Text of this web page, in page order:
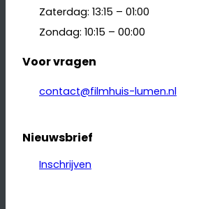
Zaterdag: 13:15 – 01:00
Zondag: 10:15 – 00:00
Voor vragen
contact@filmhuis-lumen.nl
Nieuwsbrief
Inschrijven